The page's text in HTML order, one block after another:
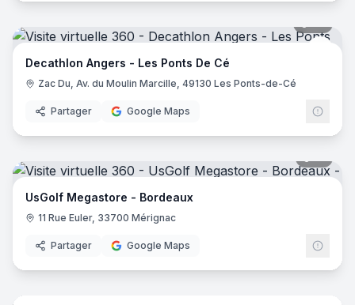
Decathlon Angers - Les Ponts De Cé
Zac Du, Av. du Moulin Marcille, 49130 Les Ponts-de-Cé
Partager Google Maps
UsGolf Megastore - Bordeaux
11 Rue Euler, 33700 Mérignac
Partager Google Maps
23